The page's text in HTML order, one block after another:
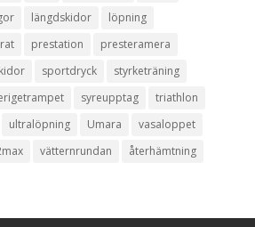
längdskidor
löpning
prestation
presteramera
sportdryck
styrketräning
syreupptag
triathlon
ultralöpning Umara
vasaloppet
vätternrundan återhämtning